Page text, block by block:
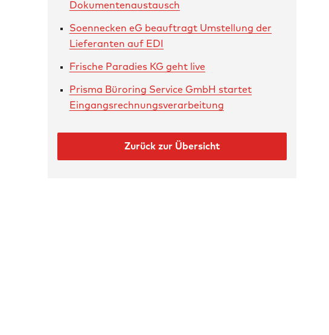
Dokumentenaustausch
Soennecken eG beauftragt Umstellung der
Lieferanten auf EDI
Frische Paradies KG geht live
Prisma Büroring Service GmbH startet
Eingangsrechnungsverarbeitung
Zurück zur Übersicht